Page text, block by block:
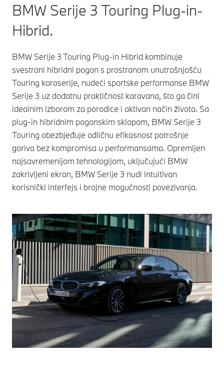
BMW Serije 3 Touring Plug-in-
Hibrid.
BMW Serije 3 Touring Plug-in Hibrid kombinuje
svestrani hibridni pogon s prostranom unutrašnjošću
Touring karoserije, nudeći sportske performanse BMW
Serije 3 uz dodatnu praktičnost karavana, što ga čini
idealnim izborom za porodice i aktivan način života. Sa
plug-in hibridnim pogonskim sklopom, BMW Serije 3
Touring obezbjeđuje odličnu efikasnost potrošnje
goriva bez kompromisa u performansama. Opremljen
najsavremenijom tehnologijom, uključujući BMW
zakrivljeni ekran, BMW Serije 3 nudi intuitivan
korisnički interfejs i brojne mogućnosti povezivanja.